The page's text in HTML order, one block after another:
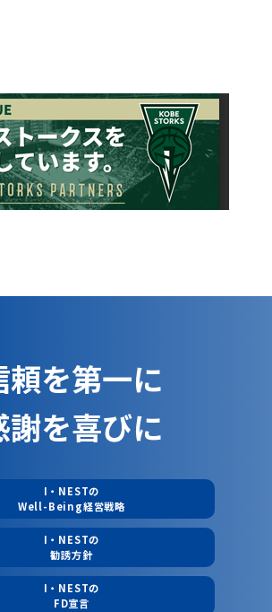
頼を第一に
謝を喜びに
I・NESTの
Well-Being経営戦略
I・NESTの
勧誘方針
I・NESTの
FD宣言